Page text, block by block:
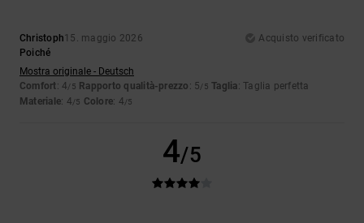
Christoph15. maggio 2026
Acquisto verificato
Poiché
Mostra originale - Deutsch
Comfort: 4/5 Rapporto qualità-prezzo : 5/5 Taglia: Taglia perfetta
Materiale: 4/5 Colore: 4/5
4/5